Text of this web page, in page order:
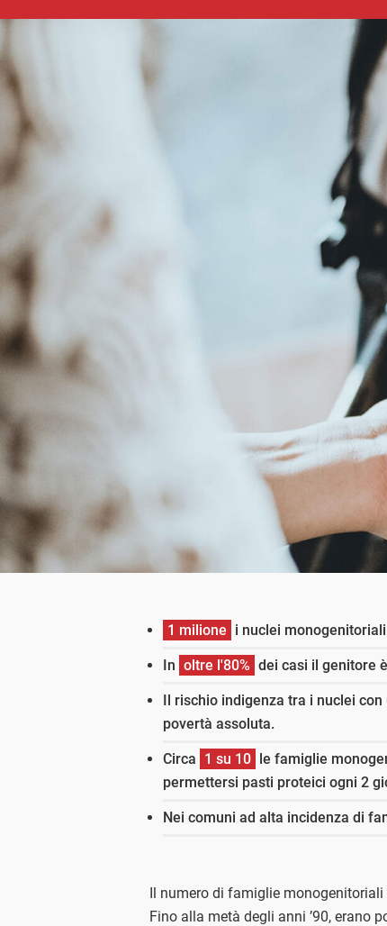
1 milione i nuclei
In oltre l'80% dei casi il genitore è
Il rischio indigenza tra i nuclei
povertà assoluta.
Circa 1 su 10 le famiglie
permettersi pasti proteici ogni 2
Nei comuni ad alta incidenza di
Il numero di famiglie
Fino alla metà degli anni ’90, erano